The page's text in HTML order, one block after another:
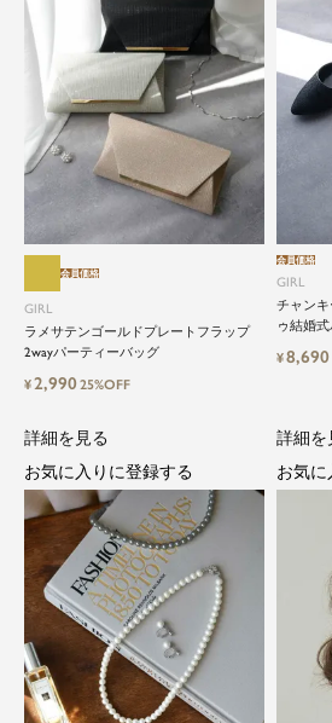
特別な日だけではもった
と気軽に自由にドレスを
ム。クローゼットに一着は用意し
ドレスが持つ女性を美しく見せる
ョンアイテムの中でも特別なもの
特別な日だけではもったいない
と自由にドレスを楽しみたい...
そんな気持ちを叶えたい。それが
ドガールです。
GIRL
ラメサテンゴールドプレートフラップ
2wayパーティーバッグ
会員価格
¥2,99025%OFF
GIRL
チャン
ゥ結婚
会員価格
¥8,690
詳細を見る
お気に入りに登録する
詳細を
お気に